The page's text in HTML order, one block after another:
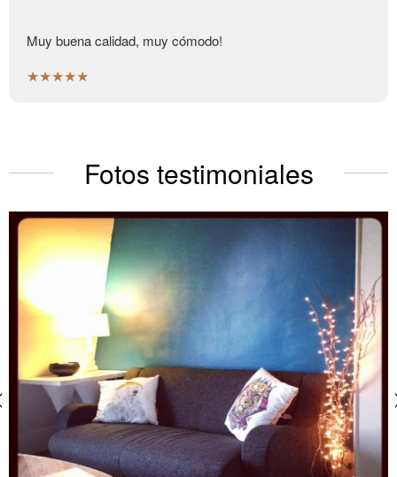
Muy buena calidad, muy cómodo!
★★★★★
Fotos testimoniales